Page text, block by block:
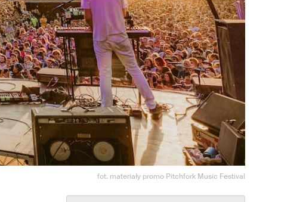
fot. materiały promo Pitchfork Music Festival